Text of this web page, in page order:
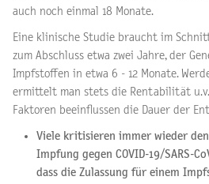
auch noch einmal 18 Monate.
Eine klinische Studie braucht im
zum Abschluss etwa zwei Jahre, der
Impfstoffen in etwa 6 - 12 Monate.
ermittelt man stets die Rentabilität
Faktoren beeinflussen die Dauer der
Viele kritisieren immer wieder
Impfung gegen COVID-19/SARS-
dass die Zulassung für einem